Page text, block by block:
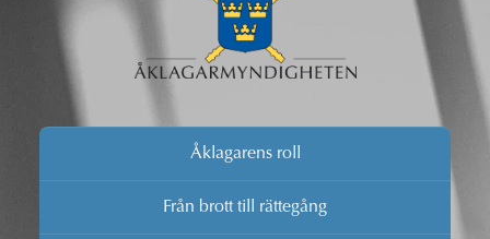
Åklagarens roll
Från brott till rättegång